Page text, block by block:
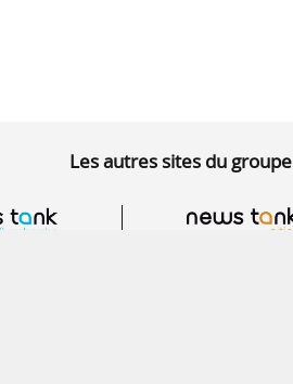
Les autres sites du groupe